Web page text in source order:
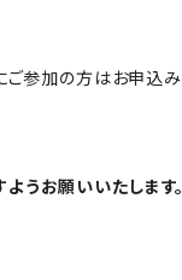
参加の方はお申込み
うお願いいたします。